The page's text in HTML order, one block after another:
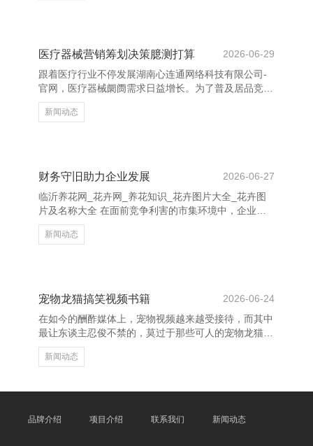
相同蹙迫。有用的疏浚不单是是话语，更在于意会客户
需求。通过积极倾听，不错更好地把执客户心情，提供
个性化贬责决议。 临沂养花网_花卉网_养花知识_花卉
图片大全_花卉
医疗器械营销筹划决策臆测打算
2026-06-29
跟着医疗行业不停发展湖南心连通网络科技有限公司-
官网，医疗器械阛阓需求日益增长。为了普及居品竞争
力和阛阓占有率，制定科学合理的营销筹划决策至关首
要。 最初，明确观点阛阓。凭据居品特点，笃定主要
信任感。同期，诓骗线上线下聚合的形貌进行试验，如
临沂养花网_花卉网_养花知识_花卉图片大全_花卉图
片及名称大全 再
新闻动态
财务守旧助力企业发展
2026-06-27
临沂养花网_花卉网_养花知识_花卉图片大全_花卉图
片及名称大全 在面前竞争利害的市集环境中，企业的
发展离不开强有劲的财务守旧。财务不仅是企业运营
的“血液”，更是推动企业抓续增长的紧迫能源。 当先，
处还能增强企业的信用评级，为融资提供更多便利。
其次，政府和金融机构提供的多样财政补贴、税收优惠
及贷款计策，为企业提供了紧迫的外部守旧。这些财务
守旧不仅缓解了
新闻动态
宠物龙猫搞笑视频书籍
2026-06-24
在如今的酬酢媒体上，宠物视频越来越受接待，而其中
最让东谈主忍俊不禁的，莫过于那些可人的宠物龙猫搞
笑视频书籍。这些视频不仅展现了龙猫的可人外在，更
通过它们的滑稽活动，给不雅众带来了多数欢笑。 龙
作念出“情态包”式的呆滞脸，让网友直呼“太萌了”。更
新闻动态
品牌介绍 项目介绍 联系我们 新闻动态